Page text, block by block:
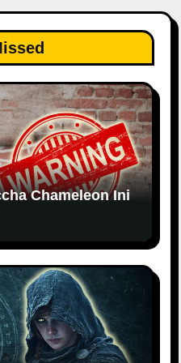
Chameleon Ini